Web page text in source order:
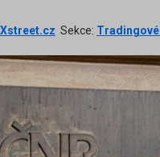
Sekce: Tradingové